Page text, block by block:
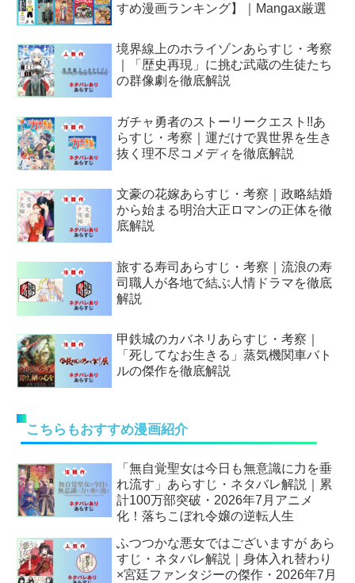
すめ漫画ランキング】｜Mangax厳選
境界線上のホライゾンあらすじ・考察
｜「歴史再現」に挑む武蔵の生徒たち
の群像劇を徹底解説
ガチャ勇者のストーリークエスト!!あ
らすじ・考察｜運だけで異世界を生き
抜く理不尽コメディを徹底解説
文豪の花嫁あらすじ・考察｜政略結婚
から始まる明治大正ロマンの正体を徹
底解説
旅する寿司あらすじ・考察｜流浪の寿
司職人が各地で結ぶ人情ドラマを徹底
解説
甲鉄城のカバネリあらすじ・考察｜
「死してなお生きる」蒸気機関車バト
ルの傑作を徹底解説
こちらもおすすめ漫画紹介
「無自覚聖女は今日も無意識に力を垂
れ流す」あらすじ・ネタバレ解説｜累
計100万部突破・2026年7月アニメ
化！落ちこぼれ令嬢の逆転人生
ふつつかな悪女ではございますが あら
すじ・ネタバレ解説｜身体入れ替わり
×宮廷ファンタジーの傑作・2026年7月